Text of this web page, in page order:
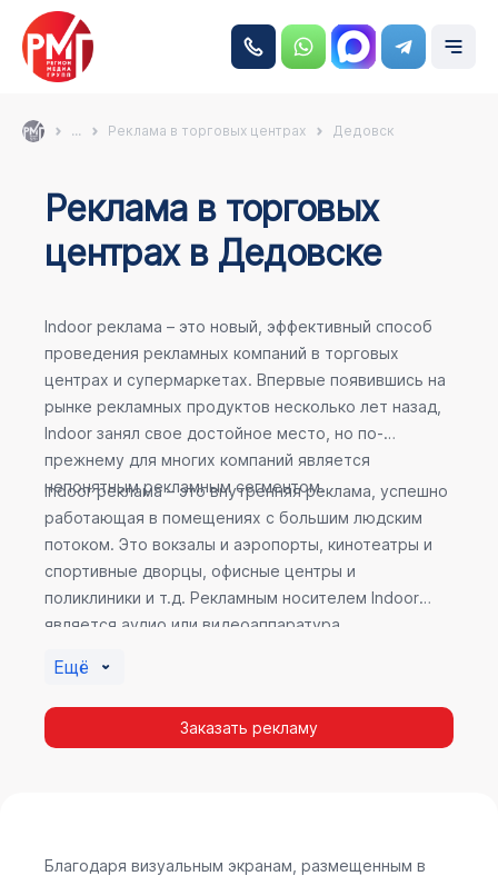
... Реклама в торговых центрах Дедовск
Реклама в торговых
центрах в Дедовске
Indoor реклама – это новый, эффективный способ
проведения рекламных компаний в торговых
центрах и супермаркетах. Впервые появившись на
рынке рекламных продуктов несколько лет назад,
Indoor занял свое достойное место, но по-
прежнему для многих компаний является
непонятным рекламным сегментом.
Indoor реклама – это внутренняя реклама, успешно
работающая в помещениях с большим людским
потоком. Это вокзалы и аэропорты, кинотеатры и
спортивные дворцы, офисные центры и
поликлиники и т.д. Рекламным носителем Indoor
является аудио или видеоаппаратура,
эффективность приносит такой вид рекламы в
местах продаж, поскольку воздействие на
покупателя в момент выбора товара наиболее
Indoor рекламы.
Ещё
Заказать рекламу
Благодаря визуальным экранам, размещенным в